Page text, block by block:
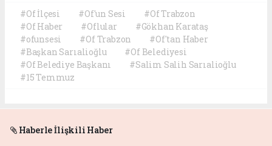
#Of İlçesi #Of'un Sesi
#Of Trabzon
#Of Haber
#Oflular
#Gökhan Karataş
#ofunsesi
#Of Trabzon
#Of'tan Haber
#Başkan Sarıalioğlu
#Of Belediyesi
#Of Belediye Başkanı
#Salim Salih Sarıalioğlu
#15 Temmuz
Haberle İlişkili Haber